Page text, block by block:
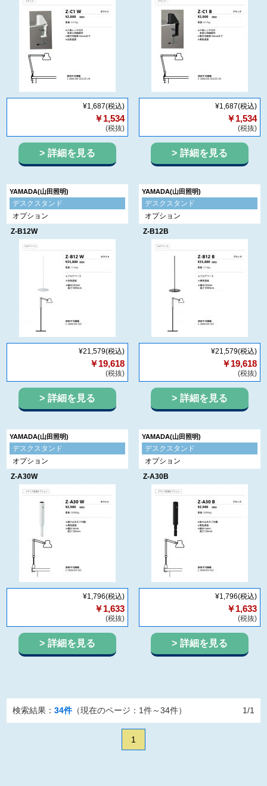
¥1,687(税込)
￥1,534
(税抜)
詳細を見る
¥1,687(税込)
￥1,534
(税抜)
詳細を見る
YAMADA(山田照明)
デスクスタンド
オプション
Z-B12W
¥21,579(税込)
￥19,618
(税抜)
詳細を見る
YAMADA(山田照明)
デスクスタンド
オプション
Z-B12B
¥21,579(税込)
￥19,618
(税抜)
詳細を見る
YAMADA(山田照明)
デスクスタンド
オプション
Z-A30W
¥1,796(税込)
￥1,633
(税抜)
詳細を見る
YAMADA(山田照明)
デスクスタンド
オプション
Z-A30B
¥1,796(税込)
￥1,633
(税抜)
詳細を見る
検索結果：34件（現在のページ：1件～34件） 1/1
1